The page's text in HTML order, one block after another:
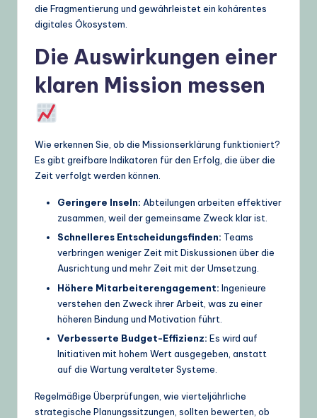
die Fragmentierung und gewährleistet ein kohärentes
digitales Ökosystem.
Die Auswirkungen einer
klaren Mission messen
Wie erkennen Sie, ob die Missionserklärung funktioniert?
Es gibt greifbare Indikatoren für den Erfolg, die über die
Zeit verfolgt werden können.
Geringere Inseln: Abteilungen arbeiten effektiver
zusammen, weil der gemeinsame Zweck klar ist.
Schnelleres Entscheidungsfinden: Teams
verbringen weniger Zeit mit Diskussionen über die
Ausrichtung und mehr Zeit mit der Umsetzung.
Höhere Mitarbeiterengagement: Ingenieure
verstehen den Zweck ihrer Arbeit, was zu einer
höheren Bindung und Motivation führt.
Verbesserte Budget-Effizienz: Es wird auf
Initiativen mit hohem Wert ausgegeben, anstatt
auf die Wartung veralteter Systeme.
Regelmäßige Überprüfungen, wie vierteljährliche
strategische Planungssitzungen, sollten bewerten, ob